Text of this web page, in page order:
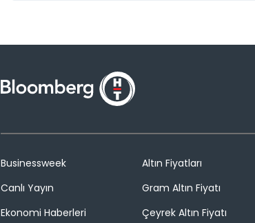
Businessweek
Canlı Yayın
Ekonomi Haberleri
Altın Fiyatları
Gram Altın Fiyatı
Çeyrek Altın Fiyatı